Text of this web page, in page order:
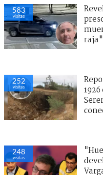
583
visitas
raja"
252
visitas
248
visitas